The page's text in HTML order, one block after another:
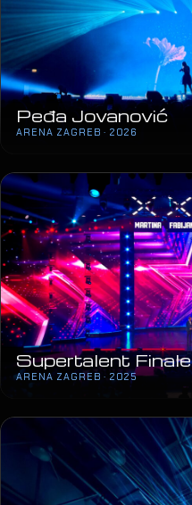
Peđa Jovanović
ARENA ZAGREB · 2026
Supertalent Finale
ARENA ZAGREB · 2025